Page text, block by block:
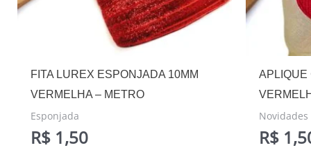
FITA LUREX ESPONJADA 10MM
VERMELHA – METRO
Esponjada
R$ 1,50
APLIQUE
Novidades
R$